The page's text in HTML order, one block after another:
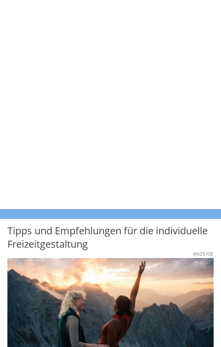
Tipps und Empfehlungen für die individuelle
Freizeitgestaltung
ANZEIGE